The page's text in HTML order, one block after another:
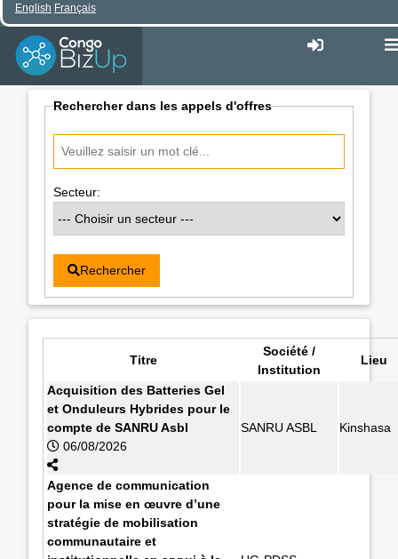
English Français
Rechercher dans les appels d'offres
Secteur:
Rechercher
Titre
Société /
Institution
Lieu
Acquisition des Batteries Gel
et Onduleurs Hybrides pour le
compte de SANRU Asbl
06/08/2026
SANRU ASBL Kinshasa
Agence de communication
pour la mise en œuvre d’une
stratégie de mobilisation
communautaire et